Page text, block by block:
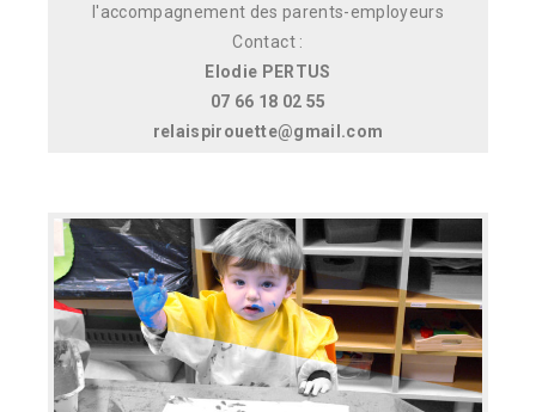
l'accompagnement des parents-employeurs
Contact :
Elodie PERTUS
07 66 18 02 55
relaispirouette@gmail.com